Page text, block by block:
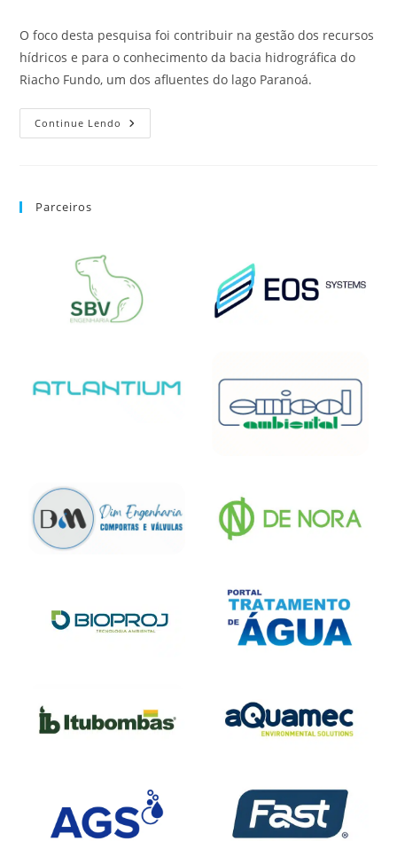
O foco desta pesquisa foi contribuir na gestão dos recursos
hídricos e para o conhecimento da bacia hidrográfica do
Riacho Fundo, um dos afluentes do lago Paranoá.
Continue Lendo
Parceiros